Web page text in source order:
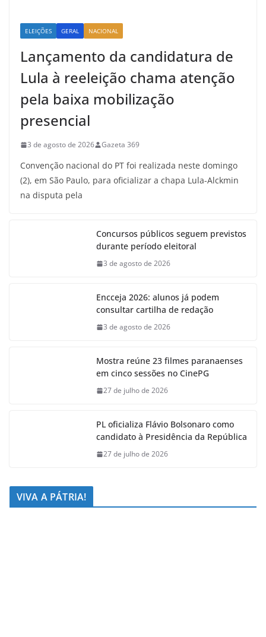
ELEIÇÕES GERAL NACIONAL
Lançamento da candidatura de
Lula à reeleição chama atenção
pela baixa mobilização
presencial
3 de agosto de 2026 Gazeta 369
Convenção nacional do PT foi realizada neste domingo
(2), em São Paulo, para oficializar a chapa Lula-Alckmin
na disputa pela
Concursos públicos seguem previstos
durante período eleitoral
3 de agosto de 2026
Encceja 2026: alunos já podem
consultar cartilha de redação
3 de agosto de 2026
Mostra reúne 23 filmes paranaenses
em cinco sessões no CinePG
27 de julho de 2026
PL oficializa Flávio Bolsonaro como
candidato à Presidência da República
27 de julho de 2026
VIVA A PÁTRIA!